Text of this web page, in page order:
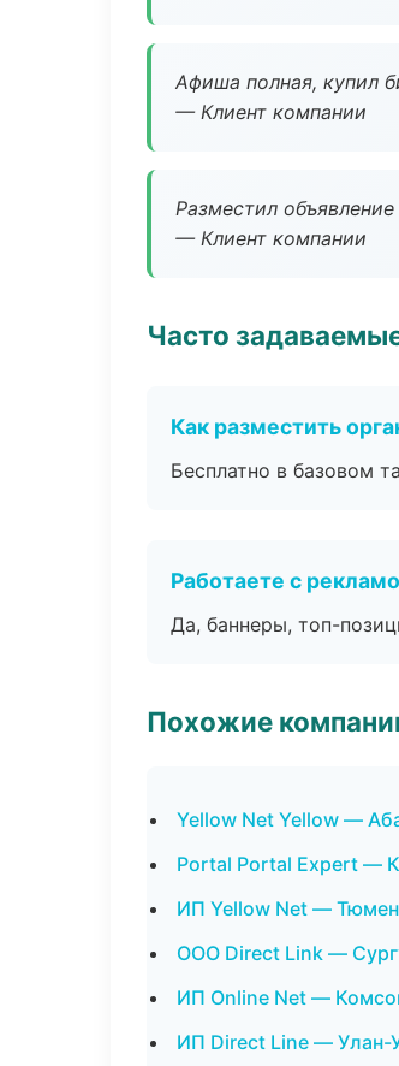
Афиша полная, купил
— Клиент компании
Разместил
— Клиент компании
Часто
Как разместить
Бесплатно в базовом
Работаете с
Да, баннеры, топ-
Похожие
Yellow Net Yellow —
Portal Portal Expert —
ИП Yellow Net —
ООО Direct Link —
ИП Online Net —
ИП Direct Line — Улан-